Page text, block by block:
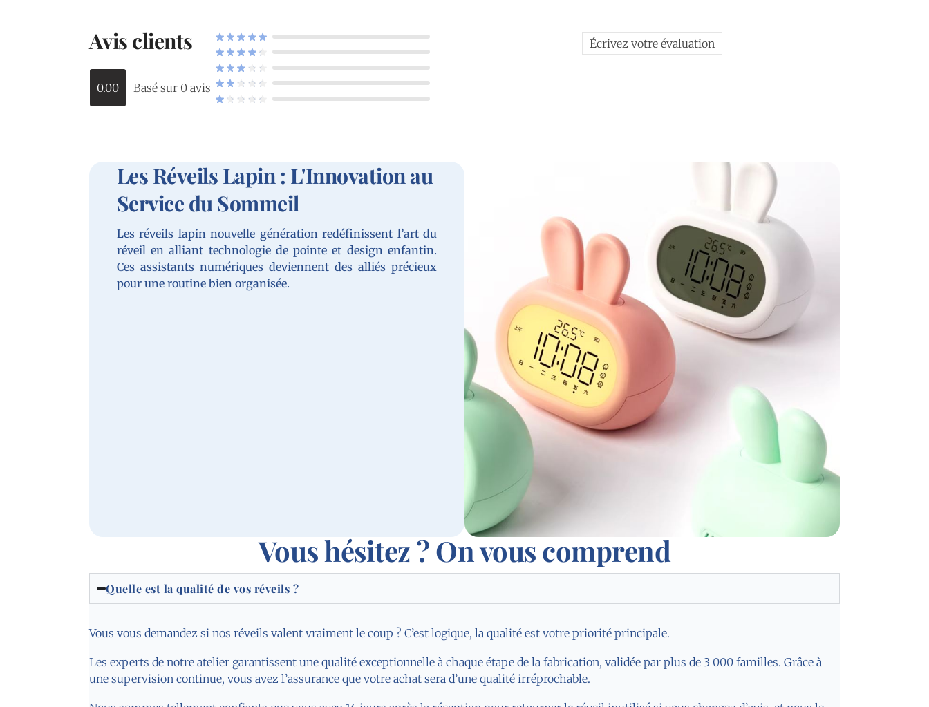
Avis clients
0.00 Basé sur 0 avis
Écrivez votre évaluation
Les Réveils Lapin : L'Innovation au
Service du Sommeil
Les réveils lapin nouvelle génération redéfinissent l’art du
réveil en alliant technologie de pointe et design enfantin.
Ces assistants numériques deviennent des alliés précieux
pour une routine bien organisée.
Vous hésitez ? On vous comprend
Quelle est la qualité de vos réveils ?
Vous vous demandez si nos réveils valent vraiment le coup ? C’est logique, la qualité est votre priorité principale.
Les experts de notre atelier garantissent une qualité exceptionnelle à chaque étape de la fabrication, validée par plus de 3 000 familles. Grâce à
une supervision continue, vous avez l’assurance que votre achat sera d’une qualité irréprochable.